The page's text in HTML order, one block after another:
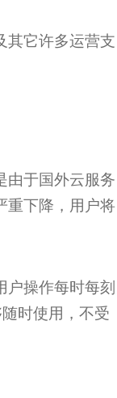
其它许多运营支
由于国外云服务
重下降，用户将
户操作每时每刻
时使用，不受